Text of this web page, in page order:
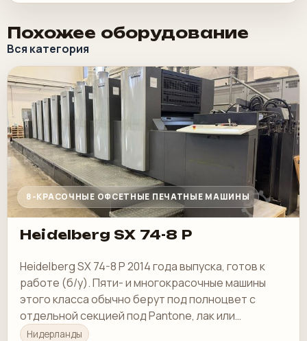
Похожее оборудование
Вся категория
8-КРАСОЧНЫЕ ОФСЕТНЫЕ ПЕЧАТНЫЕ МАШИНЫ
Heidelberg SX 74-8 P
Heidelberg SX 74-8 P 2014 года выпуска, готов к
работе (б/у). Пяти- и многокрасочные машины
этого класса обычно берут под полноцвет с
отдельной секцией под Pantone, лак или
спецкраску.
Нидерланды